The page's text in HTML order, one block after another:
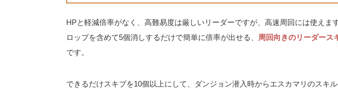
HPと軽減倍率がなく、高難易度は厳しいリーダーですが、高速周回には使えま
ロップを含めて5個消しするだけで簡単に倍率が出せる、
周回向きのリーダース
です。
できるだけスキブを10個以上にして、ダンジョン潜入時からエスカマリのスキ